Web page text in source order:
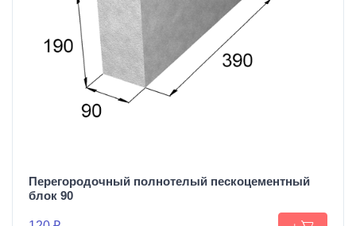
Перегородочный полнотелый пескоцементный
блок 90